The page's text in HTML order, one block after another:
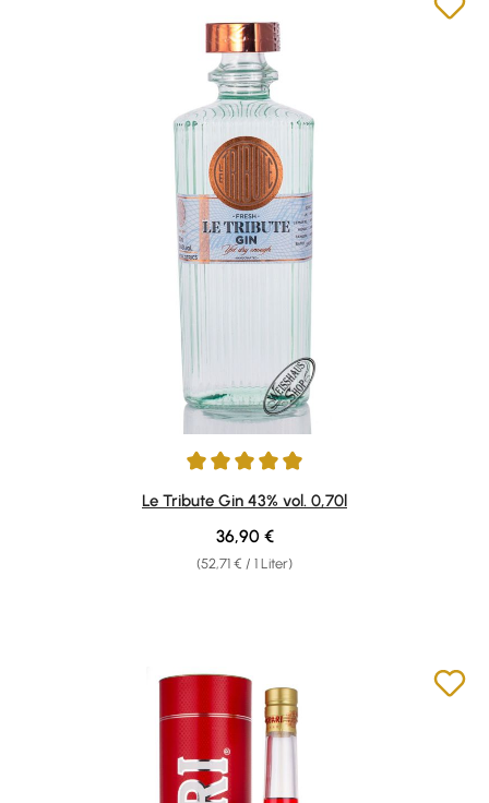
Durchschnittliche Bewertung von 4.91 von 5 Sternen
Le Tribute Gin 43% vol. 0,70l
(52,71 € / 1 Liter)
Regulärer Preis:
36,90 €